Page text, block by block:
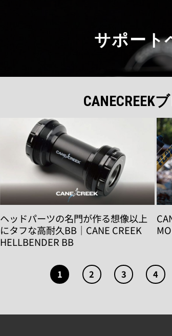
サポート
CANECREEK
ヘッドパーツの名門が作る想像以上
にタフな高耐久BB｜CANE CREEK
HELLBENDER BB
1 2 3 4